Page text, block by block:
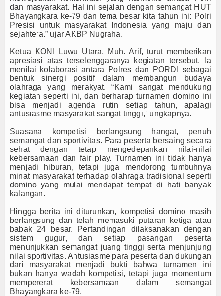
dan masyarakat. Hal ini sejalan dengan semangat HUT
Bhayangkara ke-79 dan tema besar kita tahun ini: Polri
Presisi untuk masyarakat Indonesia yang maju dan
sejahtera,” ujar AKBP Nugraha.
Ketua KONI Luwu Utara, Muh. Arif, turut memberikan
apresiasi atas terselenggaranya kegiatan tersebut. Ia
menilai kolaborasi antara Polres dan PORDI sebagai
bentuk sinergi positif dalam membangun budaya
olahraga yang merakyat. “Kami sangat mendukung
kegiatan seperti ini, dan berharap turnamen domino ini
bisa menjadi agenda rutin setiap tahun, apalagi
antusiasme masyarakat sangat tinggi,” ungkapnya.
Suasana kompetisi berlangsung hangat, penuh
semangat dan sportivitas. Para peserta bersaing secara
sehat dengan tetap mengedepankan nilai-nilai
kebersamaan dan fair play. Turnamen ini tidak hanya
menjadi hiburan, tetapi juga mendorong tumbuhnya
minat masyarakat terhadap olahraga tradisional seperti
domino yang mulai mendapat tempat di hati banyak
kalangan.
Hingga berita ini diturunkan, kompetisi domino masih
berlangsung dan telah memasuki putaran ketiga atau
babak 24 besar. Pertandingan dilaksanakan dengan
sistem gugur, dan setiap pasangan peserta
menunjukkan semangat juang tinggi serta menjunjung
nilai sportivitas. Antusiasme para peserta dan dukungan
dari masyarakat menjadi bukti bahwa turnamen ini
bukan hanya wadah kompetisi, tetapi juga momentum
mempererat kebersamaan dalam semangat
Bhayangkara ke-79.